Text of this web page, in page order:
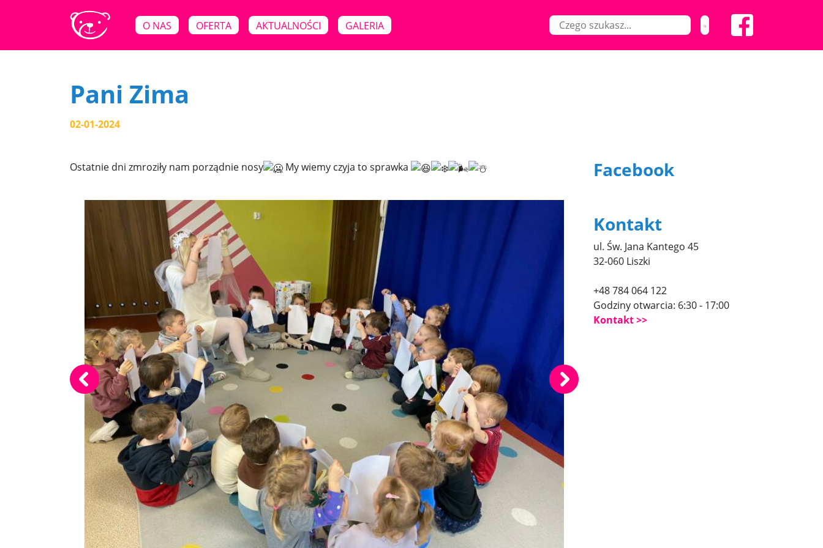
O NAS OFERTA AKTUALNOŚCI GALERIA
Pani Zima
02-01-2024
Ostatnie dni zmroziły nam porządnie nosy My wiemy czyja to sprawka Facebook
Kontakt
ul. Św. Jana Kantego 45
32-060 Liszki
+48 784 064 122
Godziny otwarcia: 6:30 - 17:00
Kontakt